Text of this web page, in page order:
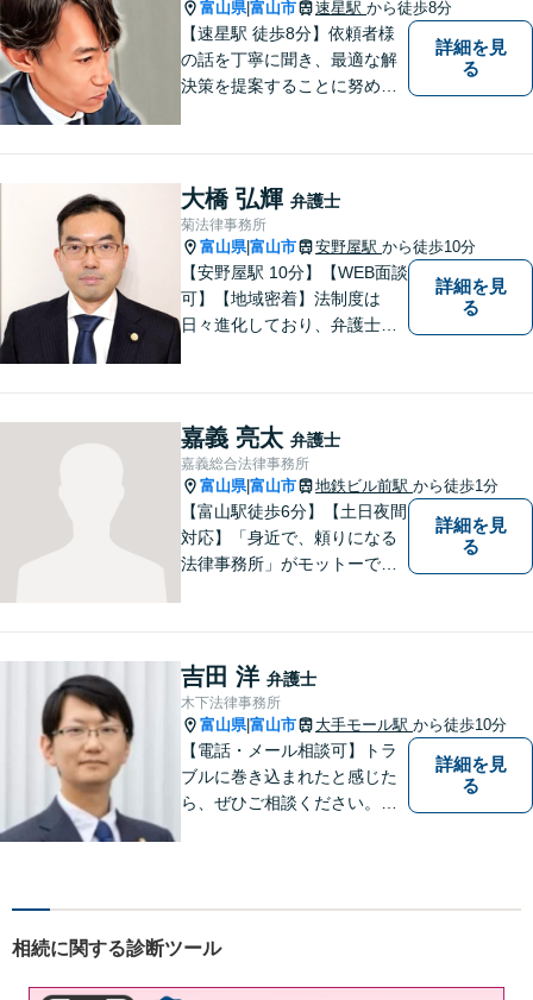
富山県|富山市 速星駅 から徒歩8分
【速星駅 徒歩8分】依頼者様
の話を丁寧に聞き、最適な解
決策を提案することに努めて
ださい。
詳細を見
る
大橋 弘輝 弁護士
菊法律事務所
富山県|富山市 安野屋駅 から徒歩10分
【安野屋駅 10分】【WEB面談
可】【地域密着】法制度は
日々進化しており、弁護士に
の声にしっかり耳を傾ける姿
勢は変わりません。
詳細を見
る
嘉義 亮太 弁護士
嘉義総合法律事務所
富山県|富山市 地鉄ビル前駅 から徒歩1分
【富山駅徒歩6分】【土日夜間
対応】「身近で、頼りになる
法律事務所」がモットーで
す。お悩みになる前に、ご相
談ください。【24Hメール受
付】
詳細を見
る
吉田 洋 弁護士
木下法律事務所
富山県|富山市 大手モール駅 から徒歩10分
【電話・メール相談可】トラ
ブルに巻き込まれたと感じた
ら、ぜひご相談ください。離
を解決するため、迅速かつ丁
【夜間対応可能】
詳細を見
る
相続に関する診断ツール